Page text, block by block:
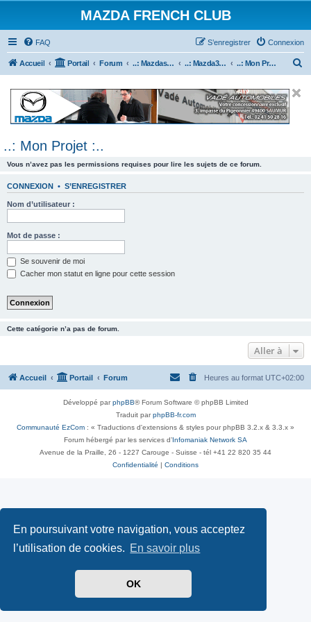
En poursuivant votre navigation, vous acceptez
l’utilisation de cookies. En savoir plus
OK
MAZDA FRENCH CLUB
FAQ Connexion
S’enregistrer
Accueil Portail Forum ..: Mazdaspeed & MPS :.. ..: Mazda3 MPS & Mazdaspeed 3 :.. ..: Mon Projet :..
e
..: Mon Projet :..
Vous n’avez pas les permissions requises pour lire les sujets de ce forum.
CONNEXION • S’ENREGISTRER
Nom d’utilisateur :
Mot de passe :
Se souvenir de moi
Cacher mon statut en ligne pour cette session
Cette catégorie n’a pas de forum.
Aller à
Accueil Portail Forum Heures au format UTC+02:00
Développé parphpBB® Forum Software © phpBB Limited
Traduit parphpBB-fr.com
Communauté EzCom : « Traductions d'extensions & styles pour phpBB 3.2.x & 3.3.x »
Forum hébergé par les services d’ Infomaniak Network SA
Avenue de la Praille, 26 - 1227 Carouge - Suisse - tél +41 22 820 35 44
Confidentialité
Conditions